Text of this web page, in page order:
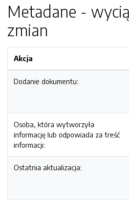
Metadane -
zmian
Akcja
Dodanie dokumentu:
Osoba, która wytworzyła
informację lub odpowiada za treść
informacji:
Ostatnia aktualizacja: